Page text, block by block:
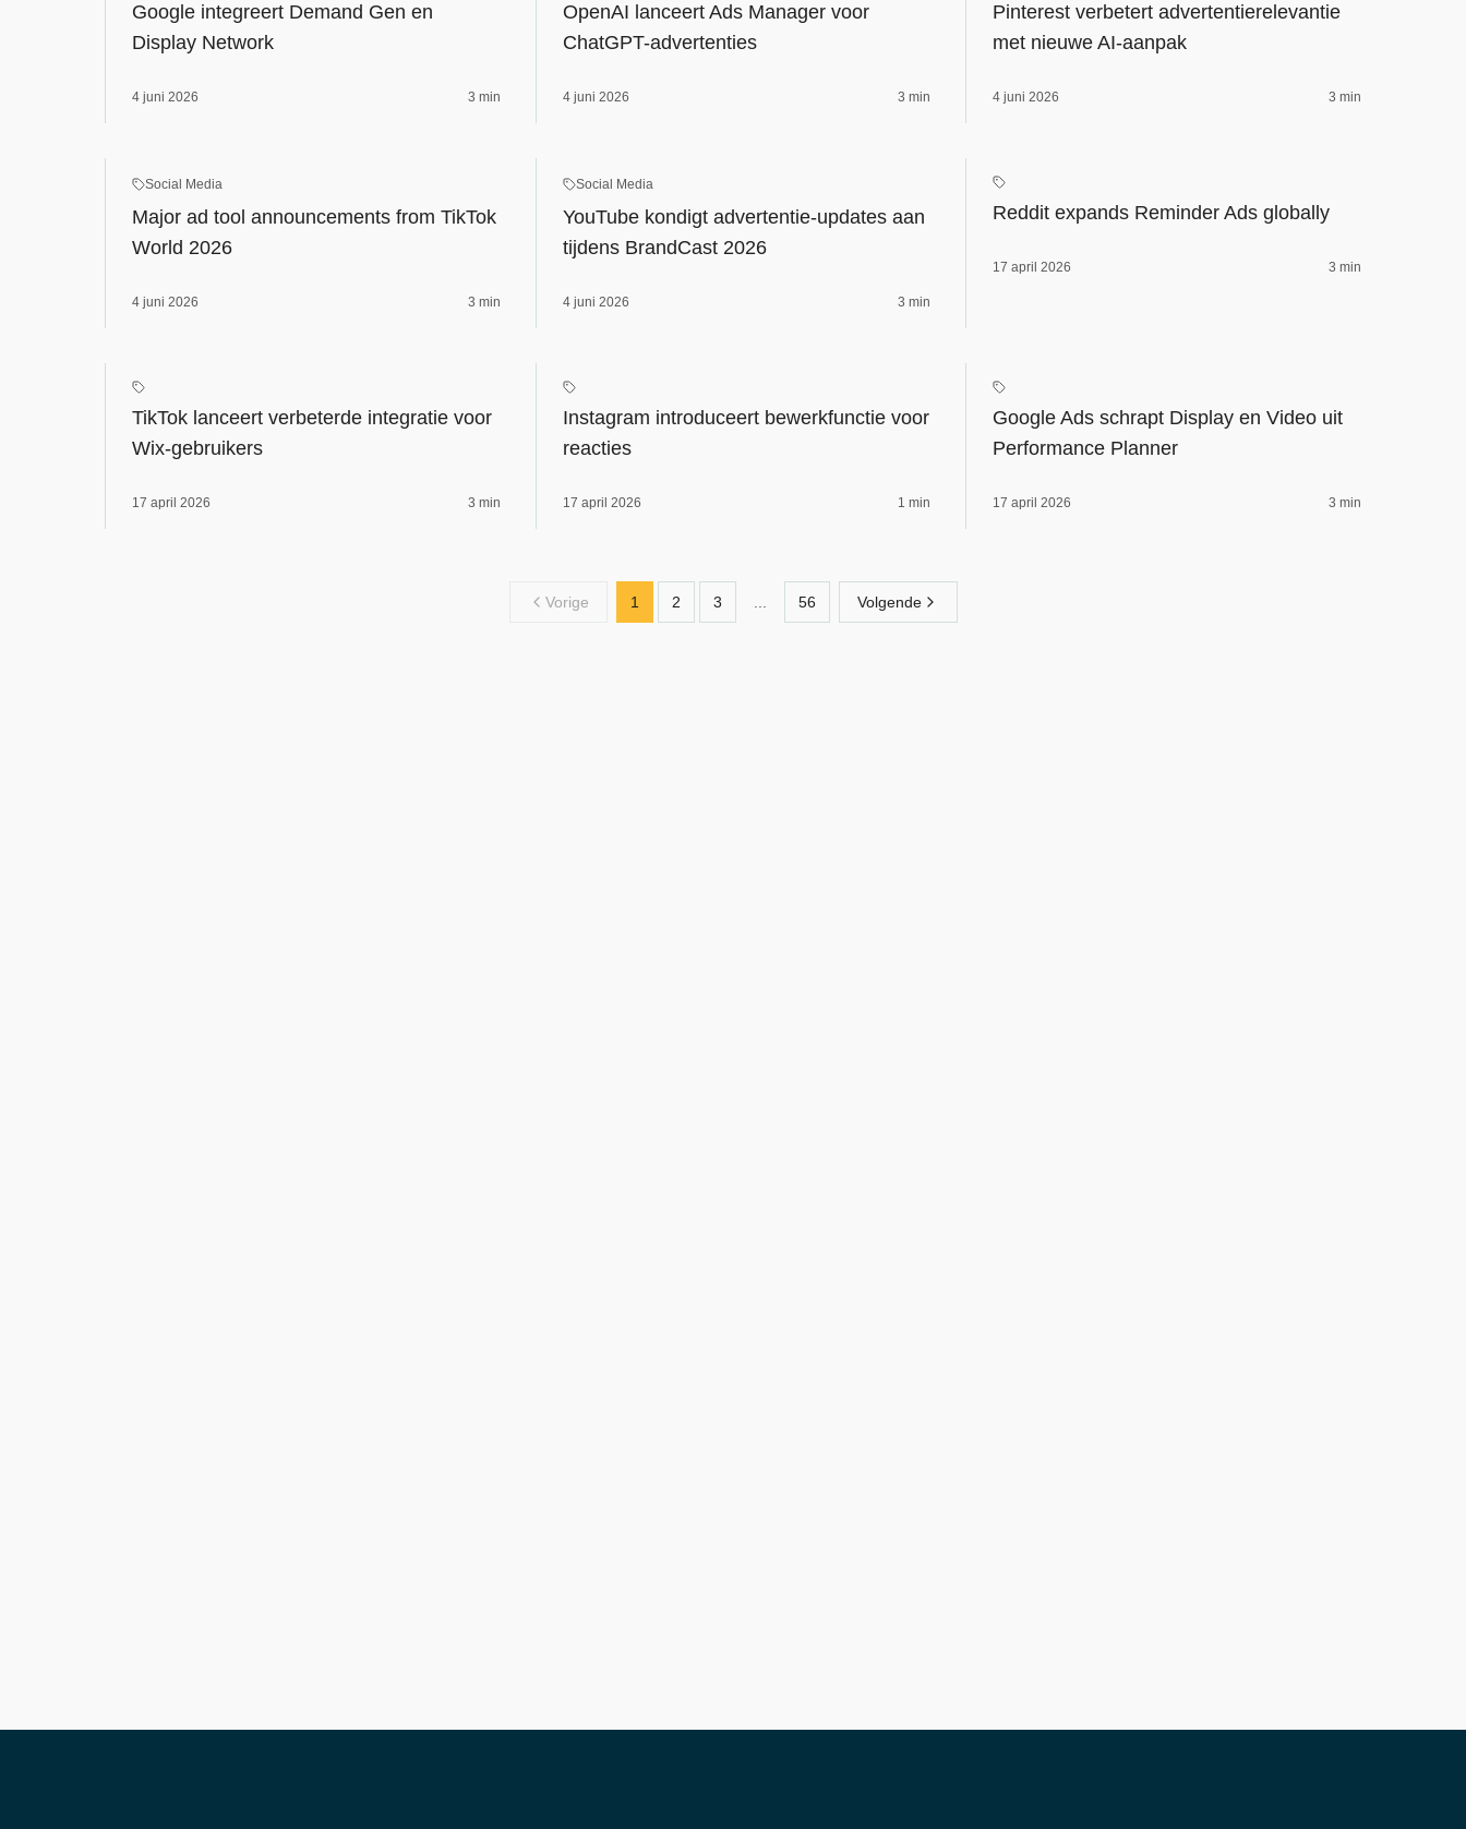
Google integreert Demand Gen en
Display Network
4 juni 2026 3 min
OpenAI lanceert Ads Manager voor
ChatGPT-advertenties
4 juni 2026 3 min
Pinterest verbetert advertentierelevantie
met nieuwe AI-aanpak
4 juni 2026 3 min
Social Media
Major ad tool announcements from TikTok
World 2026
4 juni 2026 3 min
Social Media
YouTube kondigt advertentie-updates aan
tijdens BrandCast 2026
4 juni 2026 3 min
Reddit expands Reminder Ads globally
17 april 2026 3 min
TikTok lanceert verbeterde integratie voor
Wix-gebruikers
17 april 2026 3 min
Instagram introduceert bewerkfunctie voor
reacties
17 april 2026 1 min
Google Ads schrapt Display en Video uit
Performance Planner
17 april 2026 3 min
Vorige 1 2 3 56 Volgende